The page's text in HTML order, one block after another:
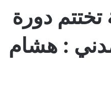
تختتم دورة
: هشام